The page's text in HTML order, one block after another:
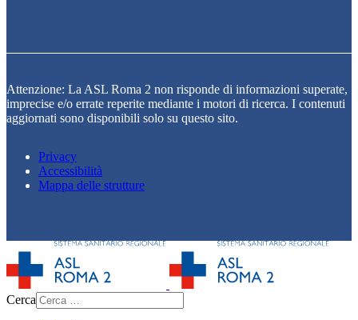
Attenzione: La ASL Roma 2 non risponde di informazioni superate,
imprecise e/o errate reperite mediante i motori di ricerca. I contenuti
aggiornati sono disponibili solo su questo sito.
Privacy
Accessibilità
Mappa delle strutture
Cerca